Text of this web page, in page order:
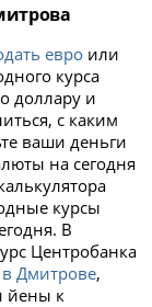
евро или
курса
доллару и
с каким
ваши деньги
на сегодня
курсы
В
Центробанка
Дмитрове,
йены к